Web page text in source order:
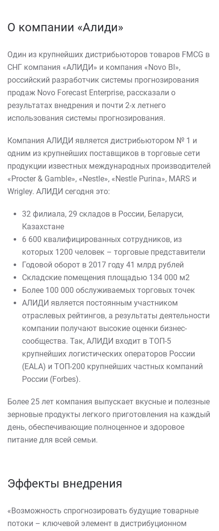
О компании «Алиди»
Один из крупнейших дистрибьюторов товаров FMCG в
СНГ компания «АЛИДИ» и компания «Novo BI»,
российский разработчик системы прогнозирования
продаж Novo Forecast Enterprise, рассказали о
результатах внедрения и почти 2-х летнего
использования системы прогнозирования.
Компания АЛИДИ является дистрибьютором № 1 и
одним из крупнейших поставщиков в торговые сети
продукции известных международных производителей
«Procter & Gamble», «Nestle», «Nestle Purina», MARS и
Wrigley. АЛИДИ сегодня это:
32 филиала, 29 складов в России, Беларуси,
Казахстане
6 600 квалифицированных сотрудников, из
которых 1200 человек – торговые представители
Годовой оборот в 2017 году 41 млрд рублей
Складские помещения площадью 134 000 м2
Более 100 000 обслуживаемых торговых точек
АЛИДИ является постоянным участником
отраслевых рейтингов, а результаты деятельности
компании получают высокие оценки бизнес-
сообщества. Так, АЛИДИ входит в ТОП-5
крупнейших логистических операторов России
(EALA) и ТОП-200 крупнейших частных компаний
России (Forbes).
Более 25 лет компания выпускает вкусные и полезные
зерновые продукты легкого приготовления на каждый
день, обеспечивающие полноценное и здоровое
питание для всей семьи.
Эффекты внедрения
«Возможность спрогнозировать будущие товарные
потоки – ключевой элемент в дистрибуционном